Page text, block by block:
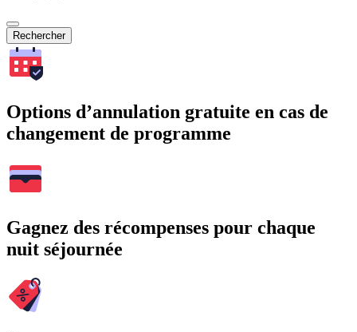
Rechercher
Options d’annulation gratuite en cas de
changement de programme
Gagnez des récompenses pour chaque
nuit séjournée